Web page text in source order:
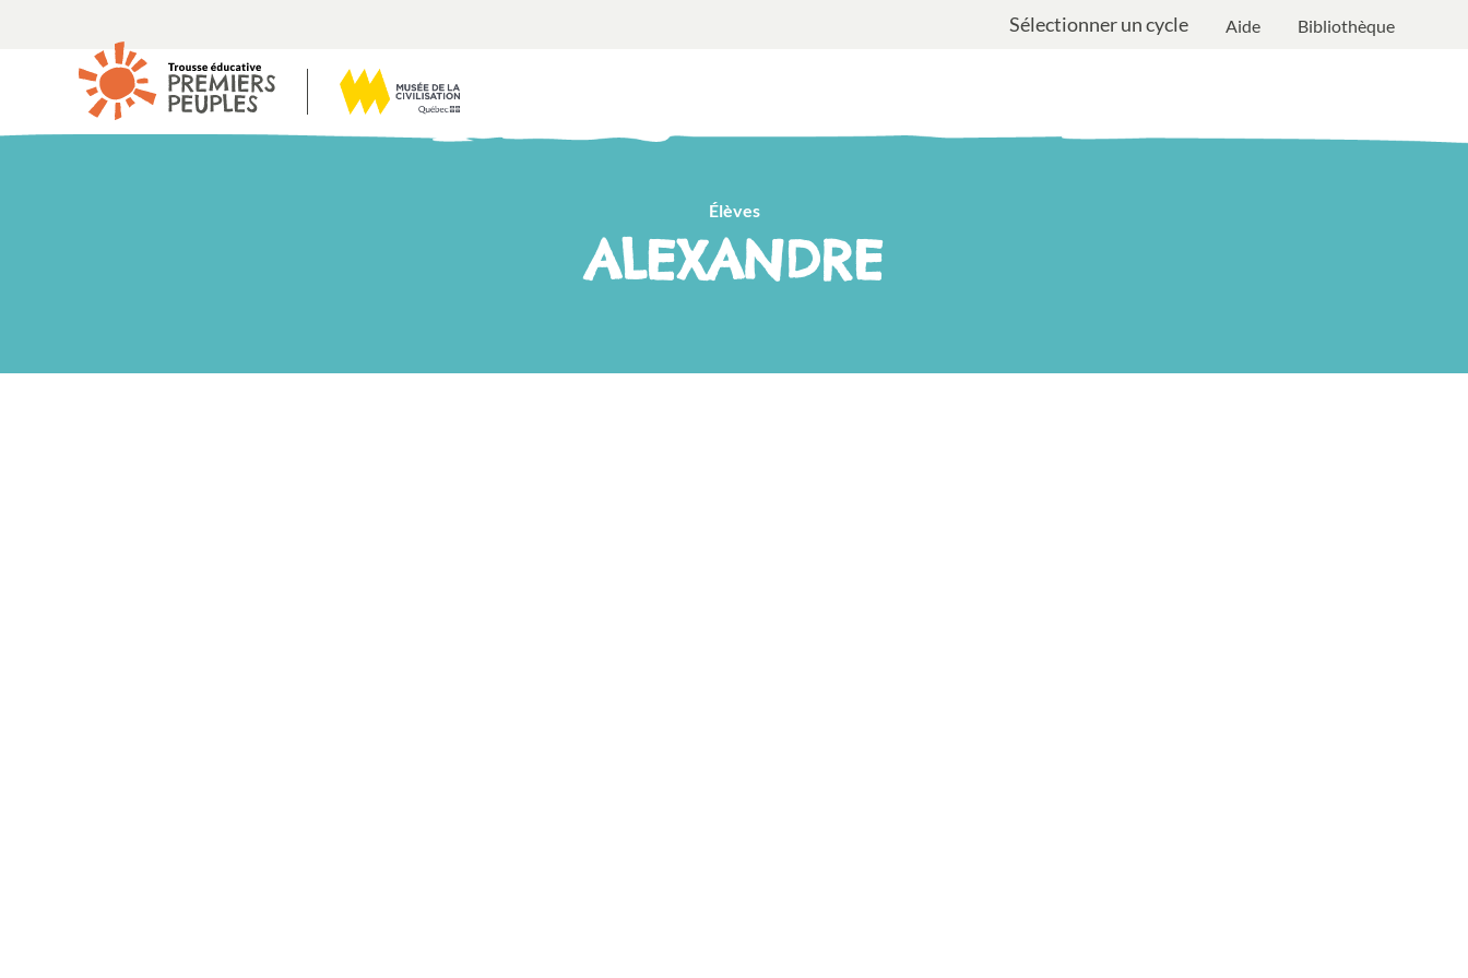
Sélectionner un cycle Aide Bibliothèque
Élèves
ALEXANDRE